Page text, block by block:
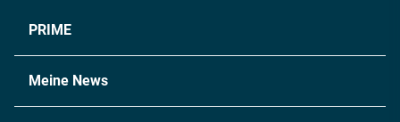
PRIME
Meine News